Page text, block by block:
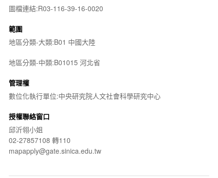
圖檔連結:R03-116-39-16-0020
範圍
地區分類-大類:B01 中國大陸
地區分類-中類:B01015 河北省
管理權
數位化執行單位:中央研究院人文社會科學研究中心
授權聯絡窗口
邱沂翎小姐
02-27857108 轉110
mapapply@gate.sinica.edu.tw